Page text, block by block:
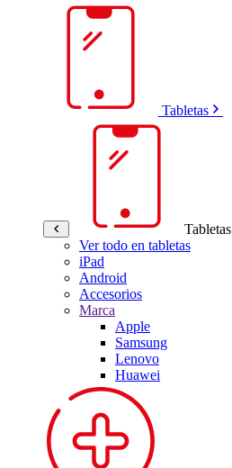
Tabletas
Tabletas
Ver todo en tabletas
iPad
Android
Accesorios
Marca
Apple
Samsung
Lenovo
Huawei